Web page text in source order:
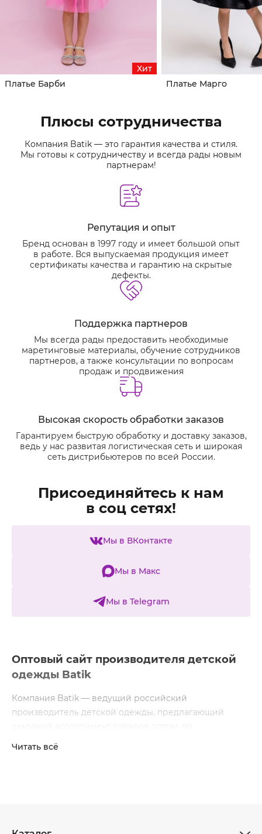
Хит
Платье Барби
Платье Марго
Плюсы сотрудничества
Компания Batik — это гарантия качества и стиля.
Мы готовы к сотрудничеству и всегда рады новым
партнерам!
Репутация и опыт
Бренд основан в 1997 году и имеет большой опыт
в работе. Вся выпускаемая продукция имеет
сертификаты качества и гарантию на скрытые
дефекты.
Поддержка партнеров
Мы всегда рады предоставить необходимые
маретинговые материалы, обучение сотрудников
партнеров, а также консультации по вопросам
продаж и продвижения
Высокая скорость обработки заказов
Гарантируем быструю обработку и доставку заказов,
ведь у нас развитая логистическая сеть и широкая
сеть дистрибьютеров по всей России.
Присоединяйтесь к нам
в соц сетях!
Мы в ВКонтакте
Мы в Макс
Мы в Telegram
Оптовый сайт производителя детской
одежды Batik
Компания Batik — ведущий российский
производитель детской одежды, предлагающий
Читать всё